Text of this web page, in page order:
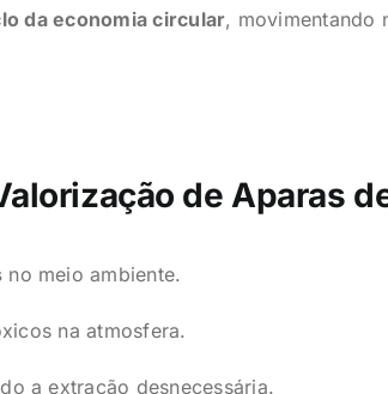
da economia circular, movimentando
de Aparas
no meio ambiente.
na atmosfera.
a extração desnecessária.